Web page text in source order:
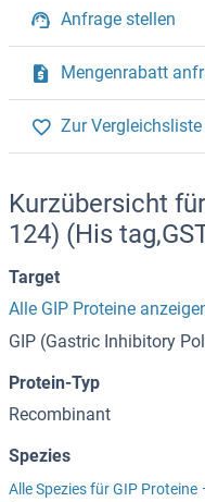
Anfrage stellen
Mengenrabatt
Zur
Kurzübersicht
124) (His
Target
Alle GIP Proteine
GIP (Gastric Inhibitory
Protein-Typ
Recombinant
Spezies
Alle Spezies für GIP Proteine